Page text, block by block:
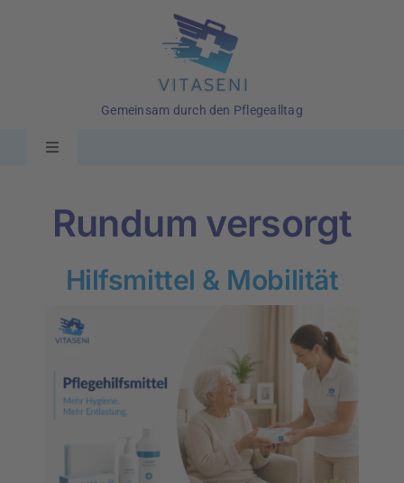
Gemeinsam durch den Pflegealltag
Toggle
Rundum versorgt
Pflegekurse
Rundum versorgt
Hilfsmittel & Mobilität